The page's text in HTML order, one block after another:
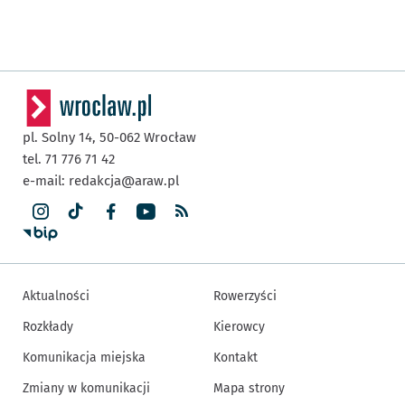
pl. Solny 14, 50-062 Wrocław
tel. 71 776 71 42
e-mail: redakcja@araw.pl
Aktualności
Rozkłady
Komunikacja miejska
Zmiany w komunikacji
Rowerzyści
Kierowcy
Kontakt
Mapa strony